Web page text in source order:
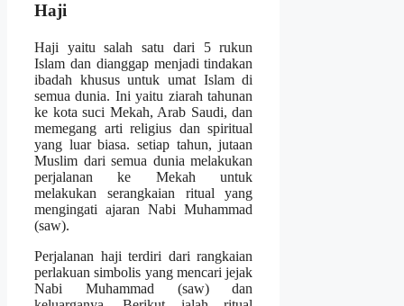
Haji
Haji yaitu salah satu dari 5 rukun
Islam dan dianggap menjadi tindakan
ibadah khusus untuk umat Islam di
semua dunia. Ini yaitu ziarah tahunan
ke kota suci Mekah, Arab Saudi, dan
memegang arti religius dan spiritual
yang luar biasa. setiap tahun, jutaan
Muslim dari semua dunia melakukan
perjalanan ke Mekah untuk
melakukan serangkaian ritual yang
mengingati ajaran Nabi Muhammad
(saw).
Perjalanan haji terdiri dari rangkaian
perlakuan simbolis yang mencari jejak
Nabi Muhammad (saw) dan